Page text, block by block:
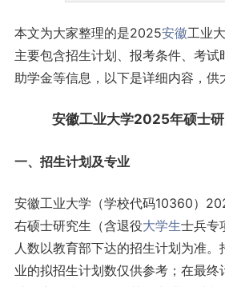
本文为大家整理的是2025安徽工业
主要包含招生计划、报考条件、考试
助学金等信息，以下是详细内容，供
安徽工业大学2025年硕士
一、招生计划及专业
安徽工业大学（学校代码10360）
右硕士研究生（含退役大学生士兵专
人数以教育部下达的招生计划为准。
业的拟招生计划数仅供参考；在最终